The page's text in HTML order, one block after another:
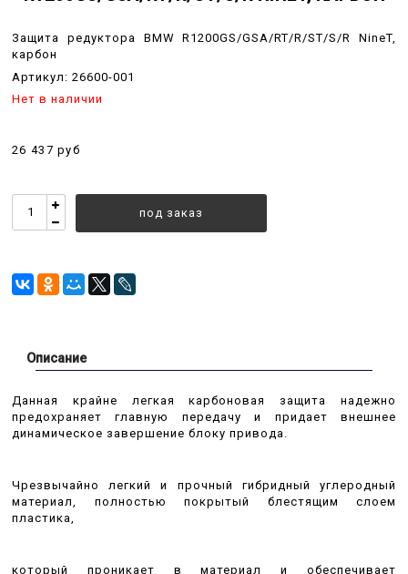
Защита редуктора BMW R1200GS/GSA/RT/R/ST/S/R NineT,
карбон
Артикул: 26600-001
Нет в наличии
26 437 руб
под заказ
Описание
Данная крайне легкая карбоновая защита надежно
предохраняет главную передачу и придает внешнее
динамическое завершение блоку привода.
Чрезвычайно легкий и прочный гибридный углеродный
материал, полностью покрытый блестящим слоем
пластика,
который проникает в материал и обеспечивает